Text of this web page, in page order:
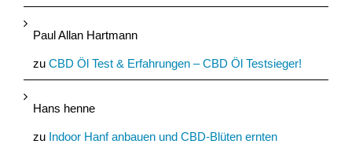
Paul Allan Hartmann
zu CBD Öl Test & Erfahrungen – CBD Öl Testsieger!
Hans henne
zu Indoor Hanf anbauen und CBD-Blüten ernten